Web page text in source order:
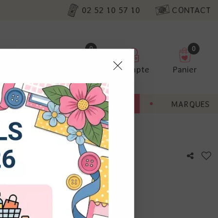
02 52 10 57 10 CONTACT
0
Compte
0
Panier
BONNES AFFAIRES MARQUES
Studio Light
avis !
nos
non
Vous
à droite